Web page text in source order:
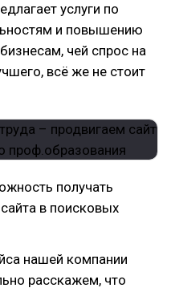
услуги по
и повышению
чей спрос на
всё же не стоит
получать
в поисковых
нашей компании
расскажем, что